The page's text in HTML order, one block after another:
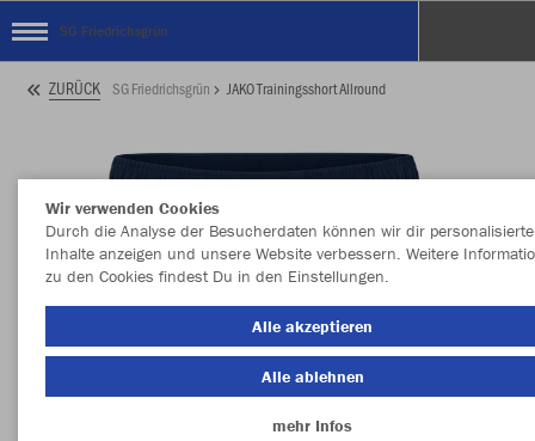
SG Friedrichsgrün
ZURÜCK SG Friedrichsgrün JAKO Trainingsshort Allround
Wir verwenden Cookies
Durch die Analyse der Besucherdaten können wir dir personalisierte
Inhalte anzeigen und unsere Website verbessern. Weitere
zu den Cookies findest Du in den Einstellungen.
Alle akzeptieren
Alle ablehnen
mehr Infos